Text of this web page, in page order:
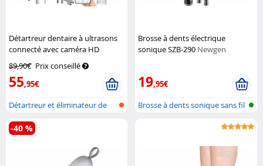
Détartreur dentaire à ultrasons
connecté avec caméra HD
89,90€ Prix conseillé
55,95€
Détartreur et éliminateur de
plaque...
Brosse à dents électrique
sonique SZB-290 Newgen
19,95€
Brosse à dents sonique sans fil
-40 %